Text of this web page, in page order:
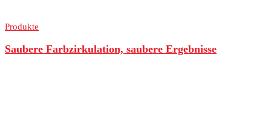
Produkte
Saubere Farbzirkulation, saubere Ergebnisse